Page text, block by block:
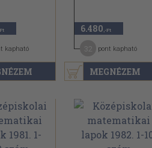
kapható
MEGNÉZEM
6.480 ,-Ft
pont kapható